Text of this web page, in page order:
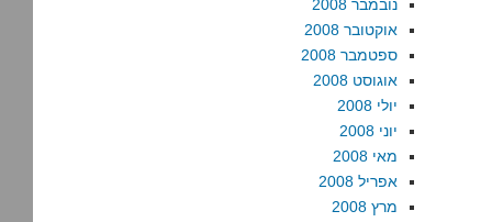
נובמבר 2008
אוקטובר 2008
ספטמבר 2008
אוגוסט 2008
יולי 2008
יוני 2008
מאי 2008
אפריל 2008
מרץ 2008